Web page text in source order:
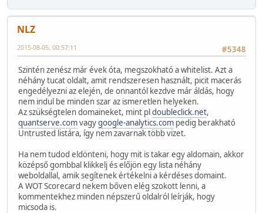
NLZ
#5348
2015-08-05, 00:57:11
Szintén zenész már évek óta, megszokható a whitelist. Azt a
néhány tucat oldalt, amit rendszeresen használt, picit macerás
engedélyezni az elején, de onnantól kezdve már áldás, hogy
nem indul be minden szar az ismeretlen helyeken.
Az szükségtelen domaineket, mint pldoubleclick.net,
quantserve.comvagygoogle-analytics.com pedig berakható
Untrusted listára, így nem zavarnak több vizet.
Ha nem tudod eldönteni, hogy mit is takar egy aldomain, akkor
középső gombbal klikkelj és előjön egy lista néhány
weboldallal, amik segítenek értékelni a kérdéses domaint.
A WOT Scorecard nekem bőven elég szokott lenni, a
kommentekhez minden népszerű oldalról leírják, hogy
micsoda is.